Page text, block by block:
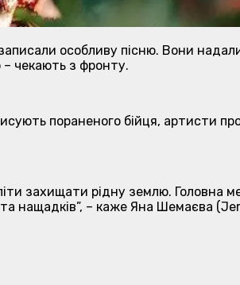
особливу пісню. Вони
– чекають з фронту.
пораненого бійця, артисти
захищати рідну землю. Головна
нащадків”, – каже Яна Шемаєва